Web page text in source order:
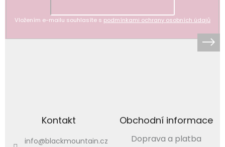
Vložením e-mailu souhlasíte s podmínkami ochrany osobních údajů
Kontakt
info@blackmountain.cz
Obchodní informace
Doprava a platba